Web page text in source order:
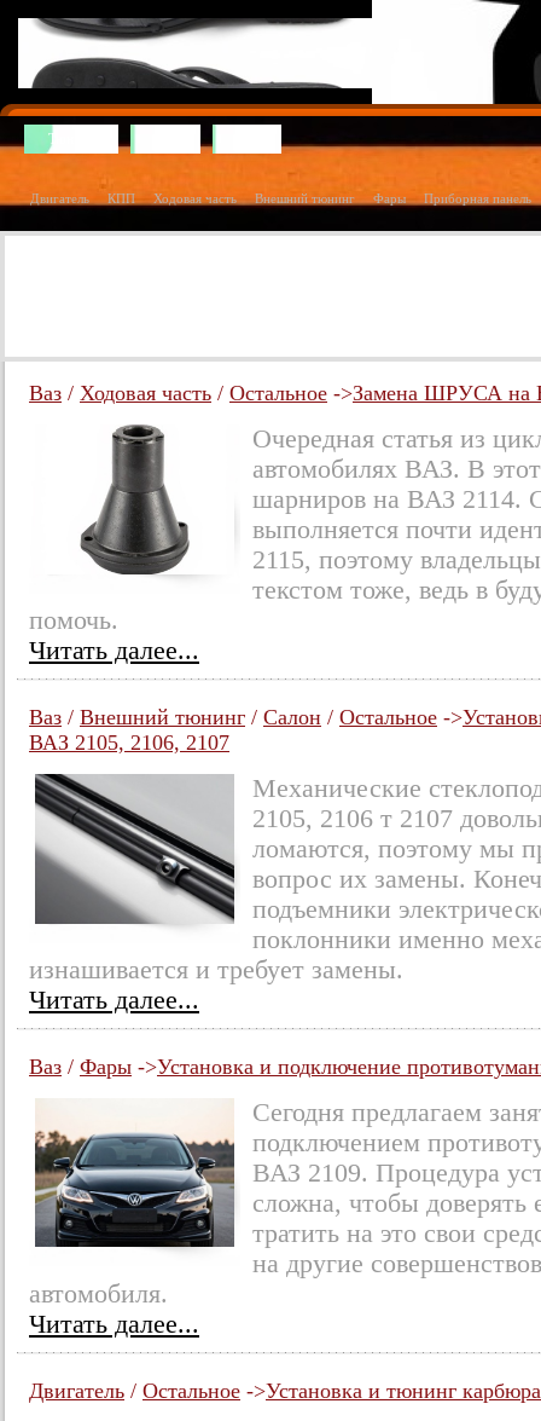
Тюнинг
Двигатель КПП Ходовая часть Внешний тюнинг Фары Приборная панель
Ваз / Ходовая часть / Остальное ->Замена ШРУСА на
Очередная статья из
автомобилях ВАЗ. В
шарниров на ВАЗ 2114.
выполняется почти
2115, поэтому
текстом тоже, ведь в
помочь.
Читать далее...
Ваз / Внешний тюнинг / Салон / Остальное ->
ВАЗ 2105, 2106, 2107
Механические
2105, 2106 т 2107
ломаются, поэтому мы
вопрос их замены.
подъемники
поклонники именно
изнашивается и требует замены.
Читать далее...
Ваз / Фары ->Установка и подключение
Сегодня предлагаем
подключением
ВАЗ 2109. Процедура
сложна, чтобы
тратить на это свои
на другие
автомобиля.
Читать далее...
Двигатель / Остальное ->Установка и тюнинг